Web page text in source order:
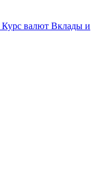
Курс валют Вклады и